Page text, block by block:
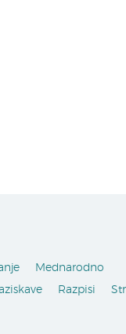
Mednarodno
Razpisi